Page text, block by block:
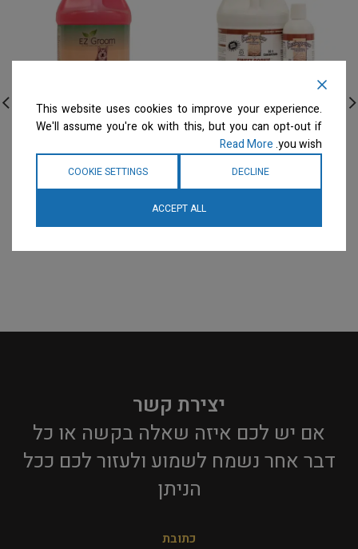
Envirogroom – גלון שמפו
עוגיה מתוקה – דילול 50:1
Sweet Cookie
שמפו
מספרות רשומיםצרו קשר
EZ-Groom – גלון שמפו
Berry
שמפו
מספרות רשומיםצרו קשר
יצירת קשר
אם יש לכם איזה שאלה בקשה או כל
דבר אחר נשמח לשמוע ולעזור לכם ככל
הניתן​
כתובת
This website uses cookies to improve your experience.
We'll assume you're ok with this, but you can opt-out if
you wish.
Read More
DECLINE
COOKIE SETTINGS
ACCEPT ALL